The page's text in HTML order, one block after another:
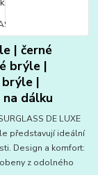
| černé
brýle |
|
dálku
DE LUXE
představují ideální
Design a komfort:
z odolného